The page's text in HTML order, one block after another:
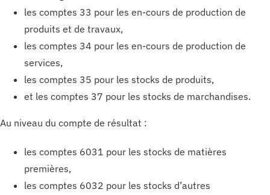
les comptes 33 pour les en-cours de production de
produits et de travaux,
les comptes 34 pour les en-cours de production de
services,
les comptes 35 pour les stocks de produits,
et les comptes 37 pour les stocks de marchandises.
Au niveau du compte de résultat :
les comptes 6031 pour les stocks de matières
premières,
les comptes 6032 pour les stocks d’autres